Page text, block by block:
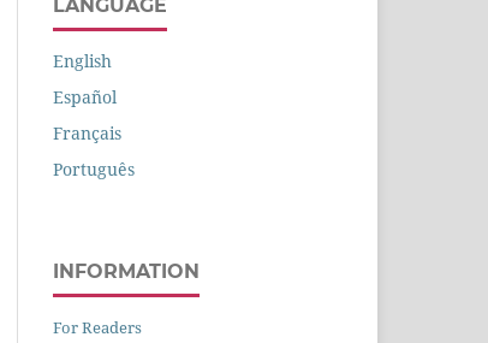
LANGUAGE
English
Español
Français
Português
INFORMATION
For Readers